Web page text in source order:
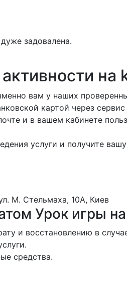
задовалена.
на
вам у наших
картой через сервис
и в вашем кабинете
услуги и получите
М. Стельмаха, 10А, Киев
Урок игры
и восстановлению в
средства.